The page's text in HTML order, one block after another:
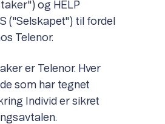
og HELP
("Selskapet") til fordel
Telenor.
er Telenor. Hver
som har tegnet
Individ er sikret